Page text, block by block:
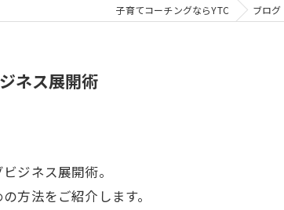
子育てコーチングならYTC ブログ
ネス展開術
ジネス展開術。
方法をご紹介します。